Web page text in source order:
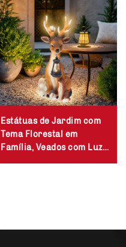
Estátuas de Jardim com
Tema Florestal em
Família, Veados com Luz
LED, Corpo de Resina,